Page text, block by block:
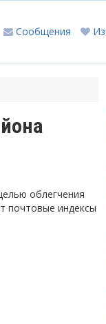
Сообщения
облегчения
почтовые индексы